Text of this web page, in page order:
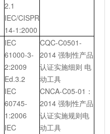
2.1
IEC/CISPR
14-1:2000
IEC
61000-3-
2:2009
Ed.3.2
IEC
60745-
1:2006
IEC
CQC-C0501-
2014 强制性产品
认证实施细则 电
动工具
CNCA-C05-01：
2014 强制性产品
认证实施规则电
动工具